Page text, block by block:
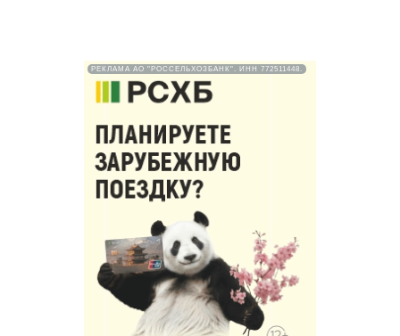
РЕКЛАМА АО "РОССЕЛЬХОЗБАНК". ИНН 772511448.